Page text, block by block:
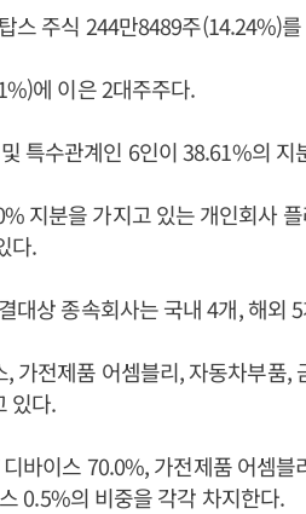
스 주식 244만8489주(14.24%)
에 이은 2대주주다.
특수관계인 6인이 38.61%의 지
지분을 가지고 있는 개인회사
다.
대상 종속회사는 국내 4개, 해외
가전제품 어셈블리, 자동차부품,
있다.
바이스 70.0%, 가전제품 어셈
0.5%의 비중을 각각 차지한다.